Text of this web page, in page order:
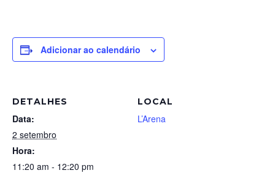
Adicionar ao calendário
DETALHES
Data:
2 setembro
Hora:
11:20 am - 12:20 pm
LOCAL
L’Arena